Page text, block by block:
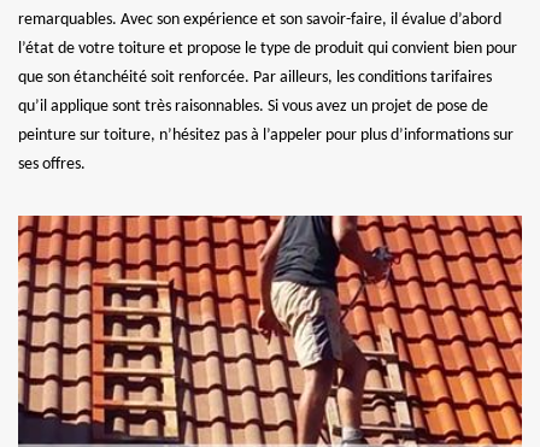
remarquables. Avec son expérience et son savoir-faire, il évalue d’abord
l’état de votre toiture et propose le type de produit qui convient bien pour
que son étanchéité soit renforcée. Par ailleurs, les conditions tarifaires
qu’il applique sont très raisonnables. Si vous avez un projet de pose de
peinture sur toiture, n’hésitez pas à l’appeler pour plus d’informations sur
ses offres.